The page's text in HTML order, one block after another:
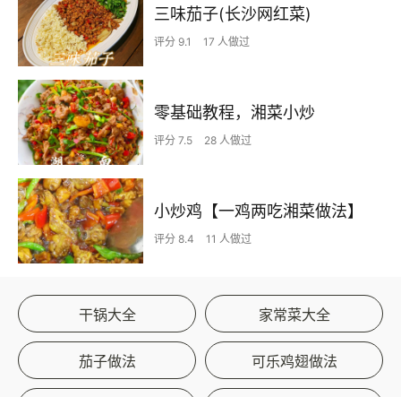
三味茄子(长沙网红菜)
评分 9.1 17 人做过
零基础教程，湘菜小炒
评分 7.5 28 人做过
小炒鸡【一鸡两吃湘菜做法】
评分 8.4 11 人做过
干锅大全 家常菜大全
茄子做法 可乐鸡翅做法